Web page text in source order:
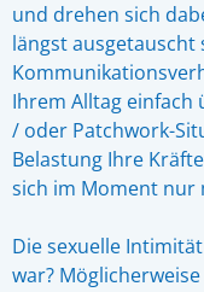
und drehen sich
längst ausgetauscht
Ihrem Alltag
/ oder Patchwork-
Belastung Ihre
sich im Moment nur
Die sexuelle
war?